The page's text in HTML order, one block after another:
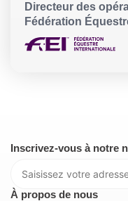
Directeur des
Fédération
Inscrivez-vous à notre
À propos de nous